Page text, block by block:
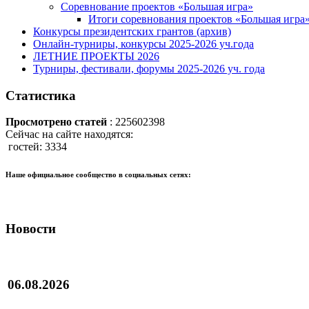
Соревнование проектов «Большая игра»
Итоги соревнования проектов «Большая
Конкурсы президентских грантов (архив)
Онлайн-турниры, конкурсы 2025-2026 уч.года
ЛЕТНИЕ ПРОЕКТЫ 2026
Турниры, фестивали, форумы 2025-2026 уч. года
Статистика
Просмотрено статей : 225602398
Сейчас на сайте находятся:
гостей: 3334
Наше официальное сообщество в социальных сетях:
Новости
06.08.2026